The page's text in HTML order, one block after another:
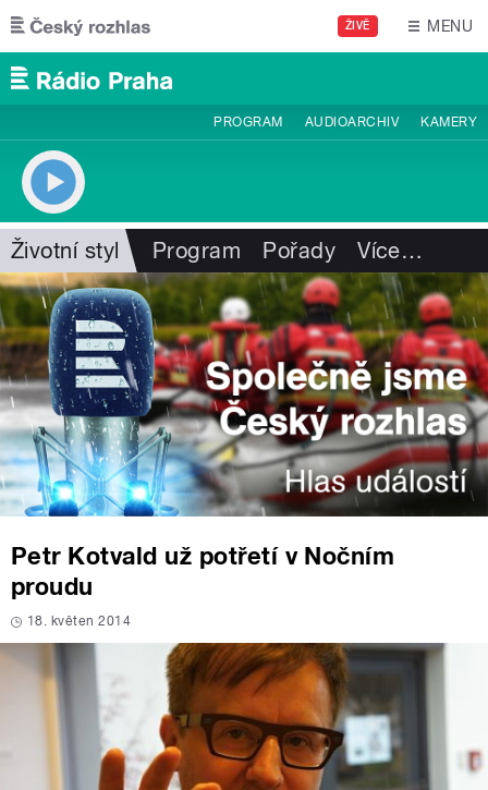
Přejít k hlavnímu obsahu
ŽIVĚ MENU
PROGRAM AUDIOARCHIV KAMERY
Životní styl Program Pořady Více…
Petr Kotvald už potřetí v Nočním
proudu
18. květen 2014